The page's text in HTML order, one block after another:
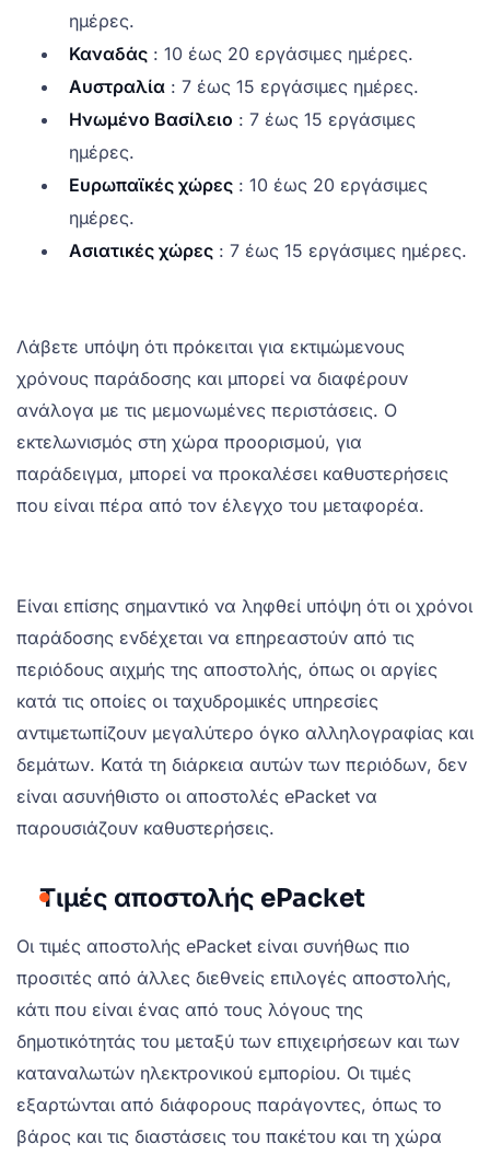
ημέρες.
Καναδάς : 10 έως 20 εργάσιμες ημέρες.
Αυστραλία : 7 έως 15 εργάσιμες ημέρες.
Ηνωμένο Βασίλειο : 7 έως 15 εργάσιμες
ημέρες.
Ευρωπαϊκές χώρες : 10 έως 20 εργάσιμες
ημέρες.
Ασιατικές χώρες : 7 έως 15 εργάσιμες ημέρες.
Λάβετε υπόψη ότι πρόκειται για εκτιμώμενους
χρόνους παράδοσης και μπορεί να διαφέρουν
ανάλογα με τις μεμονωμένες περιστάσεις. Ο
εκτελωνισμός στη χώρα προορισμού, για
παράδειγμα, μπορεί να προκαλέσει καθυστερήσεις
που είναι πέρα από τον έλεγχο του μεταφορέα.
Είναι επίσης σημαντικό να ληφθεί υπόψη ότι οι χρόνοι
παράδοσης ενδέχεται να επηρεαστούν από τις
περιόδους αιχμής της αποστολής, όπως οι αργίες
κατά τις οποίες οι ταχυδρομικές υπηρεσίες
αντιμετωπίζουν μεγαλύτερο όγκο αλληλογραφίας και
δεμάτων. Κατά τη διάρκεια αυτών των περιόδων, δεν
είναι ασυνήθιστο οι αποστολές ePacket να
παρουσιάζουν καθυστερήσεις.
Τιμές αποστολής ePacket
Οι τιμές αποστολής ePacket είναι συνήθως πιο
προσιτές από άλλες διεθνείς επιλογές αποστολής,
κάτι που είναι ένας από τους λόγους της
δημοτικότητάς του μεταξύ των επιχειρήσεων και των
καταναλωτών ηλεκτρονικού εμπορίου. Οι τιμές
εξαρτώνται από διάφορους παράγοντες, όπως το
βάρος και τις διαστάσεις του πακέτου και τη χώρα